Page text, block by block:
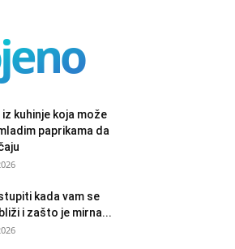
iz kuhinje koja može
paprikama da
kada vam se
i zašto je mirna...